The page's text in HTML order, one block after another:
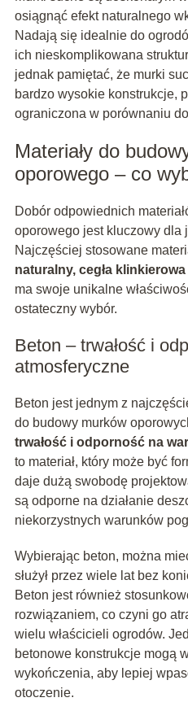
osiągnąć efekt naturalnego
Nadają się idealnie do
ich nieskomplikowana
jednak pamiętać, że murki
bardzo wysokie konstrukcje,
ograniczona w porównaniu
Materiały do
oporowego – co
Dobór odpowiednich
oporowego jest kluczowy dla
Najczęściej stosowane
naturalny, cegła
ma swoje unikalne
ostateczny wybór.
Beton – trwałość i
atmosferyczne
Beton jest jednym z
do budowy murków
trwałość i odporność na
to materiał, który może być
daje dużą swobodę
są odporne na działanie
niekorzystnych warunków
Wybierając beton, można
służył przez wiele lat bez
Beton jest również
rozwiązaniem, co czyni go
wielu właścicieli ogrodów.
betonowe konstrukcje mogą
wykończenia, aby lepiej
otoczenie.